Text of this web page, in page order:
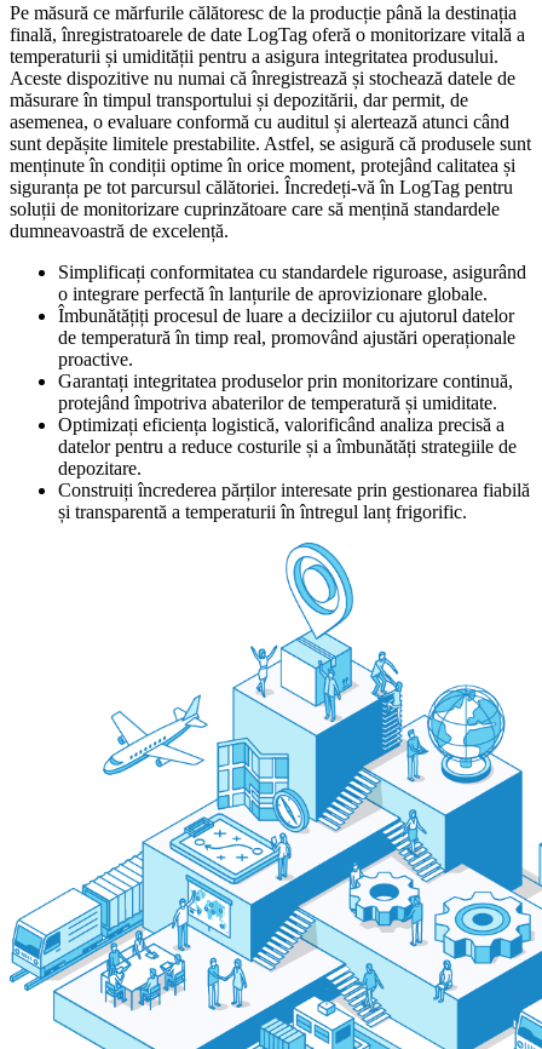
Pe măsură ce mărfurile călătoresc de la producție până la destinația
finală, înregistratoarele de date LogTag oferă o monitorizare vitală a
temperaturii și umidității pentru a asigura integritatea produsului.
Aceste dispozitive nu numai că înregistrează și stochează datele de
măsurare în timpul transportului și depozitării, dar permit, de
asemenea, o evaluare conformă cu auditul și alertează atunci când
sunt depășite limitele prestabilite. Astfel, se asigură că produsele sunt
menținute în condiții optime în orice moment, protejând calitatea și
siguranța pe tot parcursul călătoriei. Încredeți-vă în LogTag pentru
soluții de monitorizare cuprinzătoare care să mențină standardele
dumneavoastră de excelență.
Simplificați conformitatea cu standardele riguroase, asigurând
o integrare perfectă în lanțurile de aprovizionare globale.
Îmbunătățiți procesul de luare a deciziilor cu ajutorul datelor
de temperatură în timp real, promovând ajustări operaționale
proactive.
Garantați integritatea produselor prin monitorizare continuă,
protejând împotriva abaterilor de temperatură și umiditate.
Optimizați eficiența logistică, valorificând analiza precisă a
datelor pentru a reduce costurile și a îmbunătăți strategiile de
depozitare.
Construiți încrederea părților interesate prin gestionarea fiabilă
și transparentă a temperaturii în întregul lanț frigorific.